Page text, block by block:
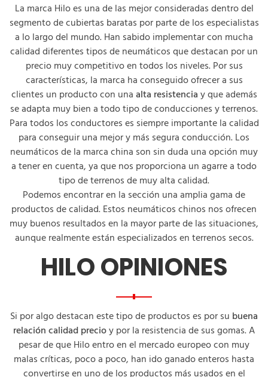
La marca Hilo es una de las mejor consideradas dentro del
segmento de cubiertas baratas por parte de los especialistas
a lo largo del mundo. Han sabido implementar con mucha
calidad diferentes tipos de neumáticos que destacan por un
precio muy competitivo en todos los niveles. Por sus
características, la marca ha conseguido ofrecer a sus
clientes un producto con unaalta resistenciay que además
se adapta muy bien a todo tipo de conducciones y terrenos.
Para todos los conductores es siempre importante la calidad
para conseguir una mejor y más segura conducción. Los
neumáticos de la marca china son sin duda una opción muy
a tener en cuenta, ya que nos proporciona un agarre a todo
tipo de terrenos de muy alta calidad.
Podemos encontrar en la sección una amplia gama de
productos de calidad. Estos neumáticos chinos nos ofrecen
muy buenos resultados en la mayor parte de las situaciones,
aunque realmente están especializados en terrenos secos.
HILO OPINIONES
Si por algo destacan este tipo de productos es por su buena
relación calidad precioy por la resistencia de sus gomas. A
pesar de que Hilo entro en el mercado europeo con muy
malas críticas, poco a poco, han ido ganado enteros hasta
convertirse en uno de los productos más usados en el